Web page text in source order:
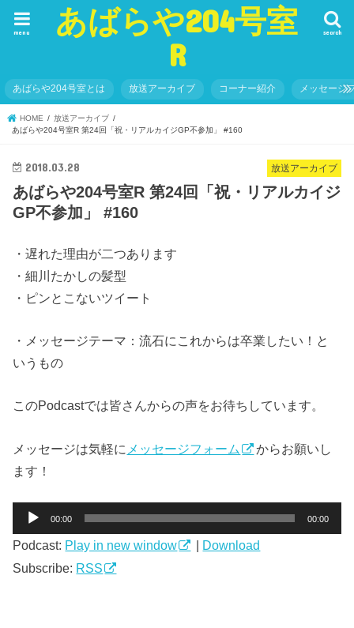
あばらや204号室
R
search
menu
あばらや204号室とは 放送アーカイブ コーナー紹介 メッセージ
HOME
放送アーカイブ
あばらや204号室R 第24回「祝・リアルカイジGP不参加」 #160
放送アーカイブ
2018.03.28
あばらや204号室R 第24回「祝・リアルカイジ
GP不参加」 #160
・遅れた理由が二つあります
・細川たかしの髪型
・ピンとこないツイート
・メッセージテーマ：流石にこれからは卒業したい！と
いうもの
このPodcastでは皆さんからの声をお待ちしています。
メッセージは気軽に メッセージフォーム
からお願いし
ます！
プ
レ
00:00 00:00
Podcast: Play in new window | Download
Subscribe: RSS